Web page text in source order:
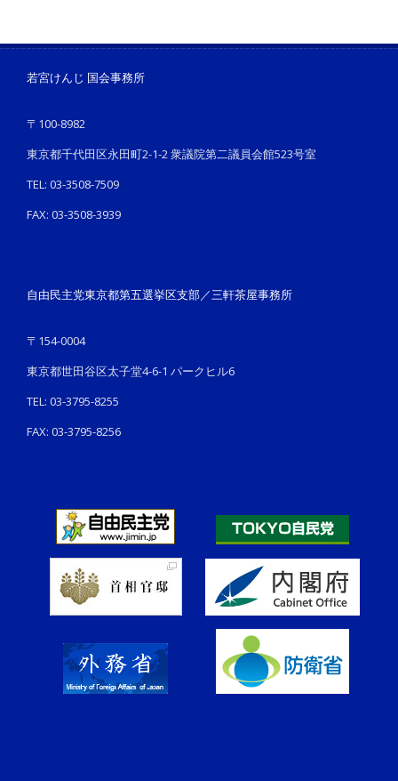
若宮けんじ 国会事務所
〒100-8982
東京都千代田区永田町2-1-2 衆議院第二議員会館523号室
TEL: 03-3508-7509
FAX: 03-3508-3939
自由民主党東京都第五選挙区支部／三軒茶屋事務所
〒154-0004
東京都世田谷区太子堂4-6-1 パークヒル6
TEL: 03-3795-8255
FAX: 03-3795-8256